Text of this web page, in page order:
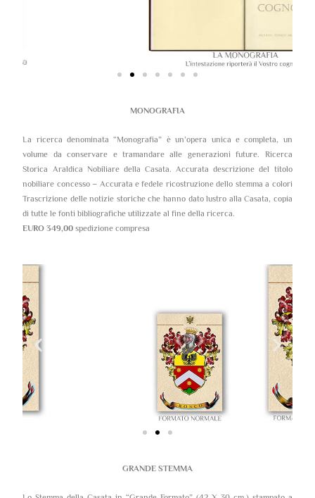
MONOGRAFIA
La ricerca denominata “Monografia” è un’opera unica e completa, un
volume da conservare e tramandare alle generazioni future. Ricerca
Storica Araldica Nobiliare della Casata. Accurata descrizione del titolo
nobiliare concesso – Accurata e fedele ricostruzione dello stemma a colori
Trascrizione delle notizie storiche che hanno dato lustro alla Casata, copia
di tutte le fonti bibliografiche utilizzate al fine della ricerca.
EURO 349,00 spedizione compresa
GRANDE STEMMA